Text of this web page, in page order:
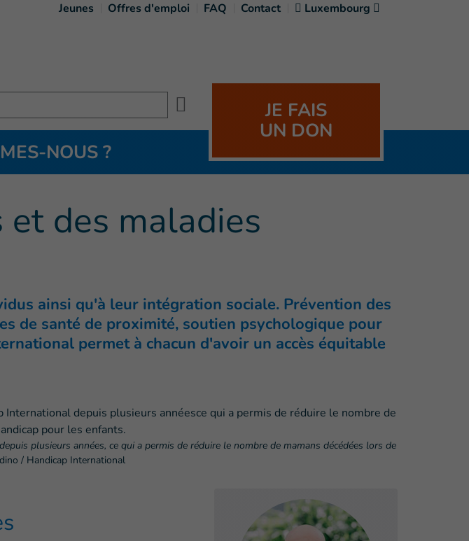
Jeunes Offres d'emploi FAQ Contact Luxembourg
JE FAIS
UN DON
NOUS ?
des maladies
ainsi qu'à leur intégration sociale. Prévention des
de santé de proximité, soutien psychologique pour
permet à chacun d'avoir un accès équitable
plusieurs années, ce qui a permis de réduire le nombre de mamans décédées lors de
/ Handicap International